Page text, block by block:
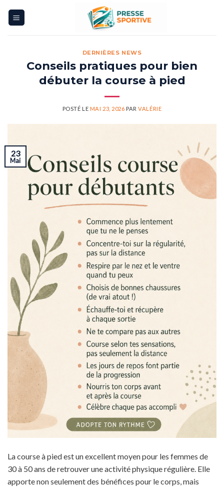
DERNIÈRES NEWS
Conseils pratiques pour bien
débuter la course à pied
POSTÉ LE MAI 23, 2026 PARVALÉRIE
23
Mai
La course à pied est un excellent moyen pour les femmes de
30 à 50 ans de retrouver une activité physique régulière. Elle
apporte non seulement des bénéfices pour le corps, mais